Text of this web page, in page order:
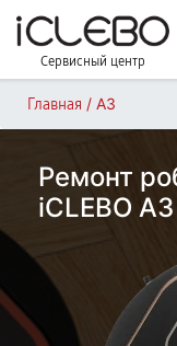
Сервисный центр
Главная / A3
Ремонт
iCLEBO